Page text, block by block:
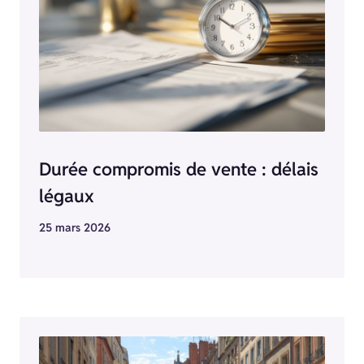
Durée compromis de vente : délais
légaux
25 mars 2026